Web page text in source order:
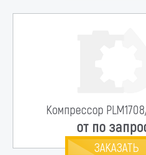
Компрессор
от по
ЗАКАЗАТЬ